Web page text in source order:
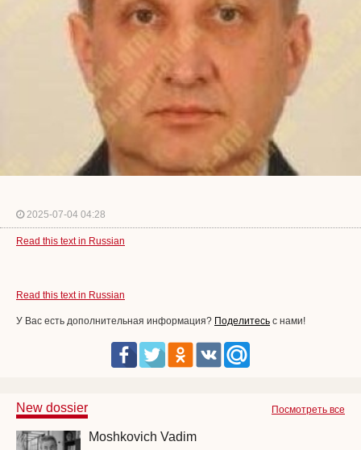
2025-07-04 04:28
Read this text in Russian
Read this text in Russian
У Вас есть дополнительная информация? Поделитесь с нами!
Посмотреть все
New dossier
Moshkovich Vadim